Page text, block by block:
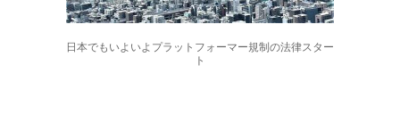
日本でもいよいよプラットフォーマー規制の法律スター
ト